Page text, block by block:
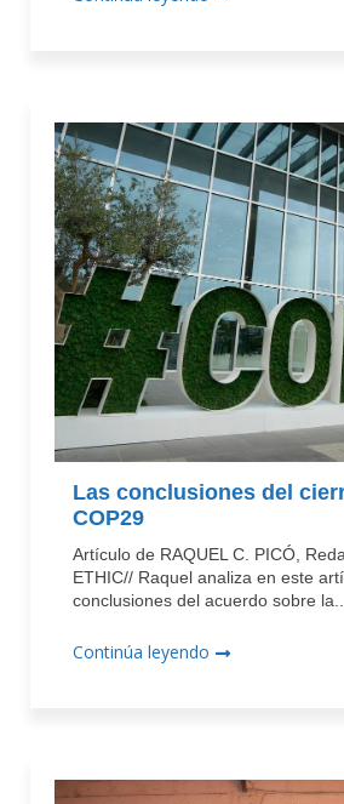
Las conclusiones del
COP29
Artículo de RAQUEL C. PICÓ,
ETHIC// Raquel analiza en este
conclusiones del acuerdo sobre la...
Continúa leyendo